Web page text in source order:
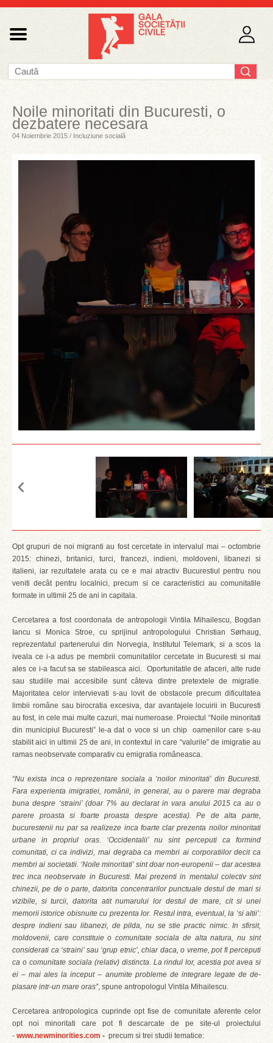
Noile minoritati din Bucuresti, o
dezbatere necesara
04 Noiembrie 2015 / Incluziune socială
Opt grupuri de noi migranti au fost cercetate in intervalul mai – octombrie
2015: chinezi, britanici, turci, francezi, indieni, moldoveni, libanezi si
italieni, iar rezultatele arata cu ce e mai atractiv Bucurestiul pentru nou
veniti decât pentru localnici, precum si ce caracteristici au comunitatile
formate in ultimii 25 de ani in capitala.
Cercetarea a fost coordonata de antropologii Vintila Mihailescu, Bogdan
Iancu si Monica Stroe, cu sprijinul antropologului Christian Sørhaug,
reprezentatul partenerului din Norvegia, Institutul Telemark, si a scos la
iveala ce i-a adus pe membrii comunitatilor cercetate in Bucuresti si mai
ales ce i-a facut sa se stabileasca aici. Oportunitatile de afaceri, alte rude
sau studiile mai accesibile sunt câteva dintre pretextele de migratie.
Majoritatea celor intervievati s-au lovit de obstacole precum dificultatea
limbii române sau birocratia excesiva, dar avantajele locuirii in Bucuresti
au fost, in cele mai multe cazuri, mai numeroase. Proiectul “Noile minoritati
din municipiul Bucuresti” le-a dat o voce si un chip oamenilor care s-au
stabilit aici in ultimii 25 de ani, in contextul in care “valurile” de imigratie au
ramas neobservate comparativ cu emigratia româneasca.
“Nu exista inca o reprezentare sociala a ‘noilor minoritati’ din Bucuresti.
Fara experienta imigratiei, românii, in general, au o parere mai degraba
buna despre ‘straini’ (doar 7% au declarat in vara anului 2015 ca au o
parere proasta si foarte proasta despre acestia). Pe de alta parte,
bucurestenii nu par sa realizeze inca foarte clar prezenta noilor minoritati
urbane in propriul oras. ‘Occidentalii’ nu sint perceputi ca formind
comunitati, ci ca indivizi, mai degraba ca membri ai corporatiilor decit ca
membri ai societatii. ‘Noile minoritati’ sint doar non-europenii – dar acestea
trec inca neobservate in Bucuresti. Mai prezenti in mentalul colectiv sint
chinezii, pe de o parte, datorita concentrarilor punctuale destul de mari si
vizibile, si turcii, datorita atit numarului lor destul de mare, cit si unei
memorii istorice obisnuite cu prezenta lor. Restul intra, eventual, la ‘si altii’:
despre indieni sau libanezi, de pilda, nu se stie practic nimic. In sfirsit,
moldovenii, care constituie o comunitate sociala de alta natura, nu sint
considerati ca ‘straini’ sau ‘grup etnic’, chiar daca, o vreme, pot fi perceputi
ca o comunitate sociala (relativ) distincta. La rindul lor, acestia pot avea si
ei – mai ales la inceput – anumite probleme de integrare legate de de-
plasare intr-un mare oras”, spune antropologul Vintila Mihailescu.
Cercetarea antropologica cuprinde opt fise de comunitate aferente celor
opt noi minoritati care pot fi descarcate de pe site-ul proiectului
- www.newminorities.com - precum si trei studii tematice: